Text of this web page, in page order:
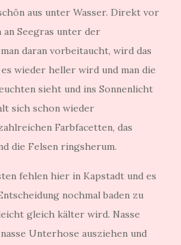
aus unter Wasser. Direkt vor
Seegras unter der
daran vorbeitaucht, wird das
wieder heller wird und man die
sieht und ins Sonnenlicht
sich schon wieder
Farbfacetten, das
die Felsen ringsherum.
fehlen hier in Kapstadt und es
nochmal baden zu
gleich kälter wird. Nasse
Unterhose ausziehen und